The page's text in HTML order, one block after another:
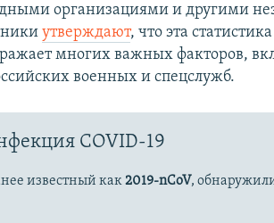
организациями и другими
утверждают, что эта
многих важных факторов,
военных и спецслужб.
COVID-19
известный как2019-nCoV,